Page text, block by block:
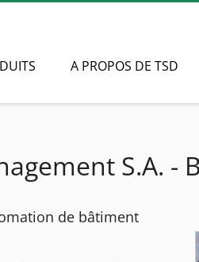
A PROPOS DE TSD
S.A. -
de bâtiment